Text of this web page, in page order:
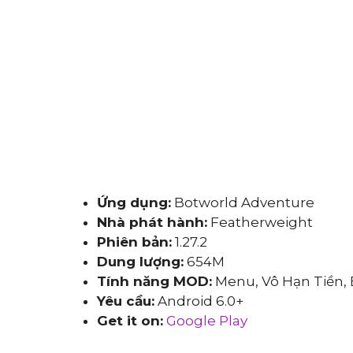
Ứng dụng: Botworld Adventure
Nhà phát hành: Featherweight
Phiên bản: 1.27.2
Dung lượng: 654M
Tính năng MOD: Menu, Vô Hạn Tiền,
Yêu cầu: Android 6.0+
Get it on: Google Play